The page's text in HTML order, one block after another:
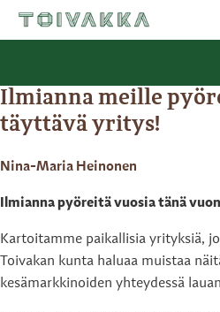
Ilmianna meille
täyttävä yritys!
Nina-Maria Heinonen
Ilmianna pyöreitä vuosia tänä
Kartoitamme paikallisia yrityksiä,
Toivakan kunta haluaa muistaa
kesämarkkinoiden yhteydessä